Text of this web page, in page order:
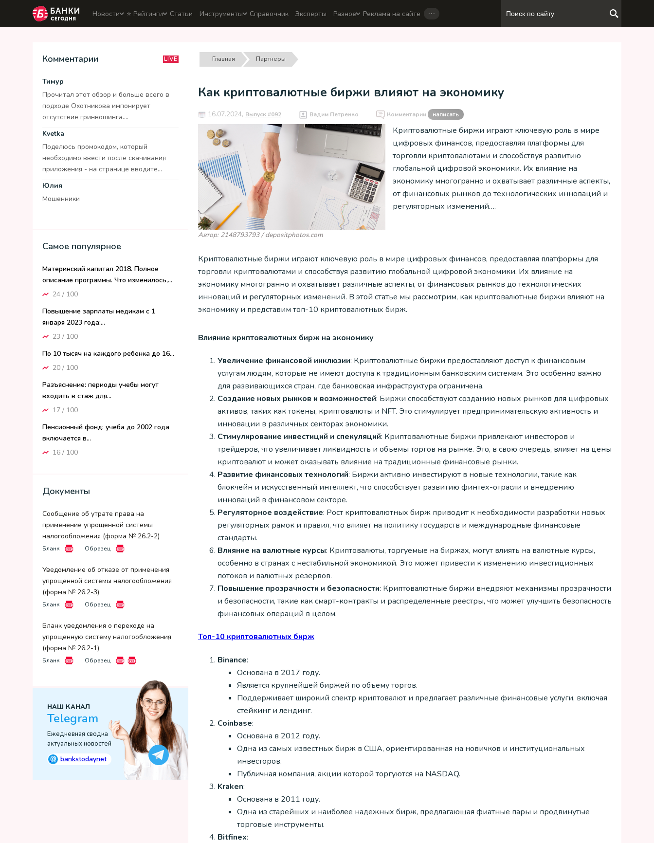
Новости ⭐️ Рейтинги Статьи Инструменты Справочник Эксперты Разное Реклама на сайте …
Комментарии LIVE
Тимур
Прочитал этот обзор и больше всего в
подходе Охотникова импонирует
отсутствие гринвошинга....
Kvetka
Поделюсь промокодом, который
необходимо ввести после скачивания
приложения - на странице вводите...
Юлия
Мошенники
Самое популярное
Материнский капитал 2018. Полное
описание программы. Что изменилось,...
24 / 100
Повышение зарплаты медикам с 1
января 2023 года:...
23 / 100
По 10 тысяч на каждого ребенка до 16...
20 / 100
Разъяснение: периоды учебы могут
входить в стаж для...
17 / 100
Пенсионный фонд: учеба до 2002 года
включается в...
16 / 100
Документы
Сообщение об утрате права на
применение упрощенной системы
налогообложения (форма № 26.2-2)
Бланк Образец
Уведомление об отказе от применения
упрощенной системы налогообложения
(форма № 26.2-3)
Бланк Образец
Бланк уведомления о переходе на
упрощенную систему налогообложения
(форма № 26.2-1)
Бланк Образец
НАШ КАНАЛ
Telegram
Ежедневная сводка
актуальных новостей
@ bankstodaynet
Главная Партнеры
Как криптовалютные биржи влияют на экономику
16.07.2024, Выпуск #092 Вадим Петренко Комментарии написать
Автор: 2148793793 / depositphotos.com
Криптовалютные биржи играют ключевую роль в мире
цифровых финансов, предоставляя платформы для
торговли криптовалютами и способствуя развитию
глобальной цифровой экономики. Их влияние на
экономику многогранно и охватывает различные аспекты,
от финансовых рынков до технологических инноваций и
регуляторных изменений….
Криптовалютные биржи играют ключевую роль в мире цифровых финансов, предоставляя платформы для
торговли криптовалютами и способствуя развитию глобальной цифровой экономики. Их влияние на
экономику многогранно и охватывает различные аспекты, от финансовых рынков до технологических
инноваций и регуляторных изменений. В этой статье мы рассмотрим, как криптовалютные биржи влияют на
экономику и представим топ-10 криптовалютных бирж.
Влияние криптовалютных бирж на экономику
Увеличение финансовой инклюзии: Криптовалютные биржи предоставляют доступ к финансовым
услугам людям, которые не имеют доступа к традиционным банковским системам. Это особенно важно
для развивающихся стран, где банковская инфраструктура ограничена.
Создание новых рынков и возможностей: Биржи способствуют созданию новых рынков для цифровых
активов, таких как токены, криптовалюты и NFT. Это стимулирует предпринимательскую активность и
инновации в различных секторах экономики.
Стимулирование инвестиций и спекуляций: Криптовалютные биржи привлекают инвесторов и
трейдеров, что увеличивает ликвидность и объемы торгов на рынке. Это, в свою очередь, влияет на цены
криптовалют и может оказывать влияние на традиционные финансовые рынки.
Развитие финансовых технологий: Биржи активно инвестируют в новые технологии, такие как
блокчейн и искусственный интеллект, что способствует развитию финтех-отрасли и внедрению
инноваций в финансовом секторе.
Регуляторное воздействие: Рост криптовалютных бирж приводит к необходимости разработки новых
регуляторных рамок и правил, что влияет на политику государств и международные финансовые
стандарты.
Влияние на валютные курсы: Криптовалюты, торгуемые на биржах, могут влиять на валютные курсы,
особенно в странах с нестабильной экономикой. Это может привести к изменению инвестиционных
потоков и валютных резервов.
Повышение прозрачности и безопасности: Криптовалютные биржи внедряют механизмы прозрачности
и безопасности, такие как смарт-контракты и распределенные реестры, что может улучшить безопасность
финансовых операций в целом.
Топ-10 криптовалютных бирж
Binance:
Основана в 2017 году.
Является крупнейшей биржей по объему торгов.
Поддерживает широкий спектр криптовалют и предлагает различные финансовые услуги, включая
стейкинг и лендинг.
Coinbase:
Основана в 2012 году.
Одна из самых известных бирж в США, ориентированная на новичков и институциональных
инвесторов.
Публичная компания, акции которой торгуются на NASDAQ.
Kraken:
Основана в 2011 году.
Одна из старейших и наиболее надежных бирж, предлагающая фиатные пары и продвинутые
торговые инструменты.
Bitfinex: